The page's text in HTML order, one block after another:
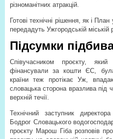
різноманітних атракцій.
Готові технічні рішення, як і
передадуть Ужгородській міській
Підсумки
Співучасником проєкту,
фінансували за кошти ЄС,
країни теж протікає Уж,
словацька сторона вразлива під
верхній течії.
Технічний заступник
Бодрог Словацького
проєкту Марош Гіба розповів